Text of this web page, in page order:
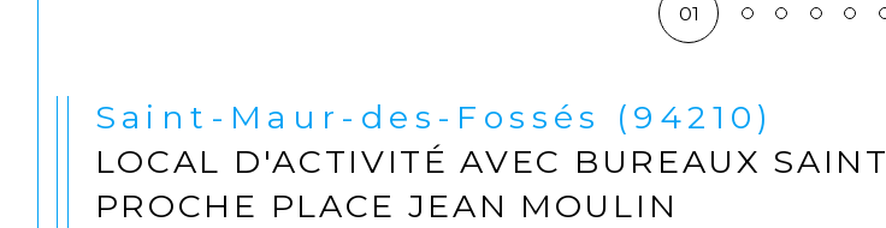
01
Saint-Maur-des-Fossés (94210)
LOCAL D'ACTIVITÉ AVEC BUREAUX
PROCHE PLACE JEAN MOULIN